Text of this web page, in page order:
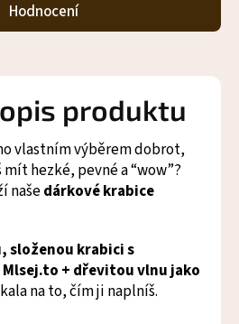
Hodnocení
produktu
vlastním výběrem dobrot,
hezké, pevné a “wow”?
našedárkové krabice
složenou krabici s
+ dřevitou vlnu jako
na to, čím ji naplníš.